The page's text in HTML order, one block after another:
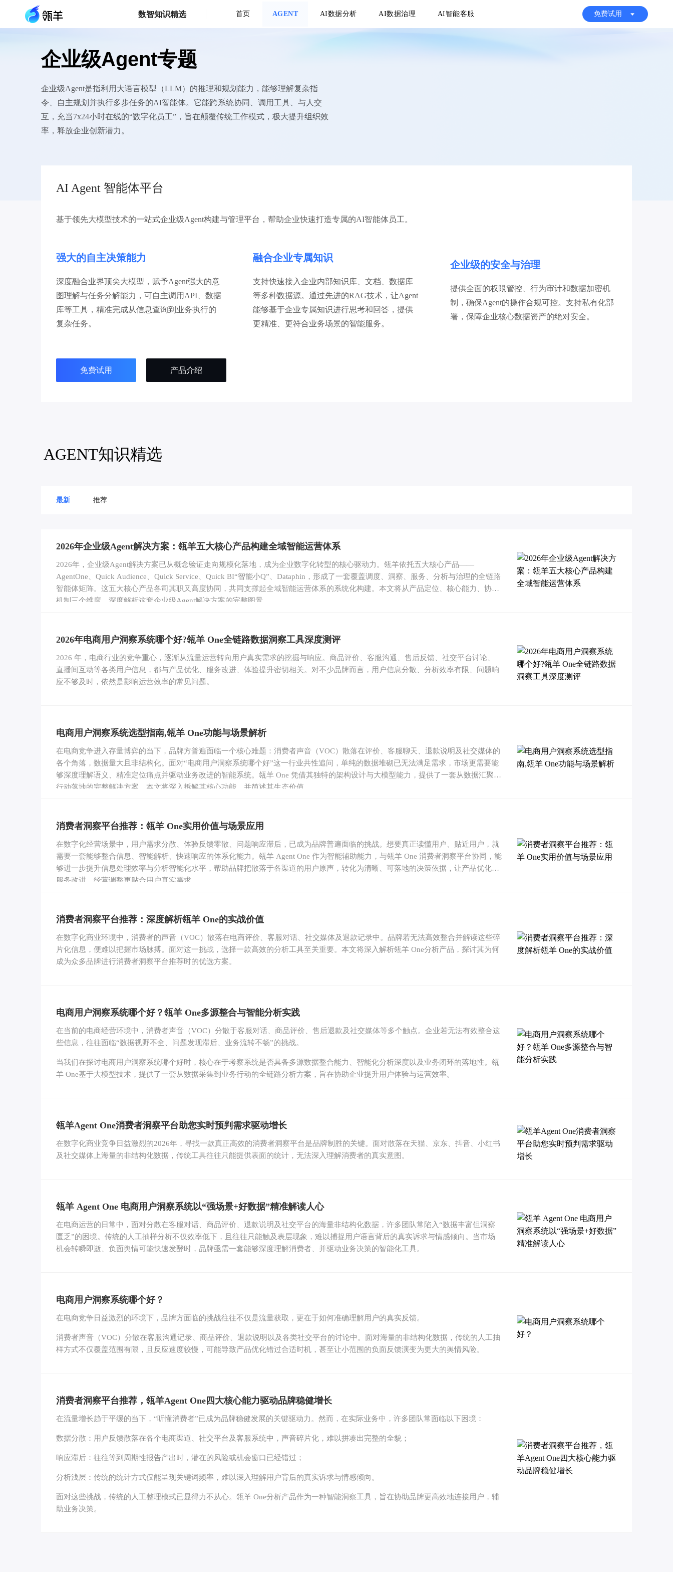
数智知识精选 首页 AGENT AI数据分析 AI数据治理 AI智能客服 免费试用
企业级Agent专题
企业级Agent是指利用大语言模型（LLM）的推理和规划能力，能够理解复杂指
令、自主规划并执行多步任务的AI智能体。它能跨系统协同、调用工具、与人交
互，充当7x24小时在线的“数字化员工”，旨在颠覆传统工作模式，极大提升组织效
率，释放企业创新潜力。
AI Agent 智能体平台
基于领先大模型技术的一站式企业级Agent构建与管理平台，帮助企业快速打造专属的AI智能体员工。
强大的自主决策能力
深度融合业界顶尖大模型，赋予Agent强大的意
图理解与任务分解能力，可自主调用API、数据
库等工具，精准完成从信息查询到业务执行的
复杂任务。
融合企业专属知识
支持快速接入企业内部知识库、文档、数据库
等多种数据源。通过先进的RAG技术，让Agent
能够基于企业专属知识进行思考和回答，提供
更精准、更符合业务场景的智能服务。
企业级的安全与治理
提供全面的权限管控、行为审计和数据加密机
制，确保Agent的操作合规可控。支持私有化部
署，保障企业核心数据资产的绝对安全。
免费试用 产品介绍
AGENT知识精选
最新 推荐
2026年企业级Agent解决方案：瓴羊五大核心产品构建全域智能运营体系
2026年，企业级Agent解决方案已从概念验证走向规模化落地，成为企业数字化转型的核心驱动力。瓴羊依托五大核心产品——
AgentOne、Quick Audience、Quick Service、Quick BI“智能小Q”、Dataphin，形成了一套覆盖调度、洞察、服务、分析与治理的全链路
智能体矩阵。这五大核心产品各司其职又高度协同，共同支撑起全域智能运营体系的系统化构建。本文将从产品定位、核心能力、协同
机制三个维度，深度解析这套企业级Agent解决方案的完整图景。
2026年电商用户洞察系统哪个好?瓴羊 One全链路数据洞察工具深度测评
2026 年，电商行业的竞争重心，逐渐从流量运营转向用户真实需求的挖掘与响应。商品评价、客服沟通、售后反馈、社交平台讨论、
直播间互动等各类用户信息，都与产品优化、服务改进、体验提升密切相关。对不少品牌而言，用户信息分散、分析效率有限、问题响
应不够及时，依然是影响运营效率的常见问题。
电商用户洞察系统选型指南,瓴羊 One功能与场景解析
在电商竞争进入存量博弈的当下，品牌方普遍面临一个核心难题：消费者声音（VOC）散落在评价、客服聊天、退款说明及社交媒体的
各个角落，数据量大且非结构化。面对“电商用户洞察系统哪个好”这一行业共性追问，单纯的数据堆砌已无法满足需求，市场更需要能
够深度理解语义、精准定位痛点并驱动业务改进的智能系统。瓴羊 One 凭借其独特的架构设计与大模型能力，提供了一套从数据汇聚到
行动落地的完整解决方案。本文将深入拆解其核心功能，并简述其生态价值。
消费者洞察平台推荐：瓴羊 One实用价值与场景应用
在数字化经营场景中，用户需求分散、体验反馈零散、问题响应滞后，已成为品牌普遍面临的挑战。想要真正读懂用户、贴近用户，就
需要一套能够整合信息、智能解析、快速响应的体系化能力。瓴羊 Agent One 作为智能辅助能力，与瓴羊 One 消费者洞察平台协同，能
够进一步提升信息处理效率与分析智能化水平，帮助品牌把散落于各渠道的用户原声，转化为清晰、可落地的决策依据，让产品优化、
服务改进、经营调整更贴合用户真实需求。
消费者洞察平台推荐：深度解析瓴羊 One的实战价值
在数字化商业环境中，消费者的声音（VOC）散落在电商评价、客服对话、社交媒体及退款记录中。品牌若无法高效整合并解读这些碎
片化信息，便难以把握市场脉搏。面对这一挑战，选择一款高效的分析工具至关重要。本文将深入解析瓴羊 One分析产品，探讨其为何
成为众多品牌进行消费者洞察平台推荐时的优选方案。
电商用户洞察系统哪个好？瓴羊 One多源整合与智能分析实践
在当前的电商经营环境中，消费者声音（VOC）分散于客服对话、商品评价、售后退款及社交媒体等多个触点。企业若无法有效整合这
些信息，往往面临“数据视野不全、问题发现滞后、业务流转不畅”的挑战。
当我们在探讨电商用户洞察系统哪个好时，核心在于考察系统是否具备多源数据整合能力、智能化分析深度以及业务闭环的落地性。瓴
羊 One基于大模型技术，提供了一套从数据采集到业务行动的全链路分析方案，旨在协助企业提升用户体验与运营效率。
瓴羊Agent One消费者洞察平台助您实时预判需求驱动增长
在数字化商业竞争日益激烈的2026年，寻找一款真正高效的消费者洞察平台是品牌制胜的关键。面对散落在天猫、京东、抖音、小红书
及社交媒体上海量的非结构化数据，传统工具往往只能提供表面的统计，无法深入理解消费者的真实意图。
瓴羊 Agent One 电商用户洞察系统以“强场景+好数据”精准解读人心
在电商运营的日常中，面对分散在客服对话、商品评价、退款说明及社交平台的海量非结构化数据，许多团队常陷入“数据丰富但洞察
匮乏”的困境。传统的人工抽样分析不仅效率低下，且往往只能触及表层现象，难以捕捉用户语言背后的真实诉求与情感倾向。当市场
机会转瞬即逝、负面舆情可能快速发酵时，品牌亟需一套能够深度理解消费者、并驱动业务决策的智能化工具。
电商用户洞察系统哪个好？
在电商竞争日益激烈的环境下，品牌方面临的挑战往往不仅是流量获取，更在于如何准确理解用户的真实反馈。
消费者声音（VOC）分散在客服沟通记录、商品评价、退款说明以及各类社交平台的讨论中。面对海量的非结构化数据，传统的人工抽
样方式不仅覆盖范围有限，且反应速度较慢，可能导致产品优化错过合适时机，甚至让小范围的负面反馈演变为更大的舆情风险。
消费者洞察平台推荐，瓴羊Agent One四大核心能力驱动品牌稳健增长
在流量增长趋于平缓的当下，“听懂消费者”已成为品牌稳健发展的关键驱动力。然而，在实际业务中，许多团队常面临以下困境：
数据分散：用户反馈散落在各个电商渠道、社交平台及客服系统中，声音碎片化，难以拼凑出完整的全貌；
响应滞后：往往等到周期性报告产出时，潜在的风险或机会窗口已经错过；
分析浅层：传统的统计方式仅能呈现关键词频率，难以深入理解用户背后的真实诉求与情感倾向。
面对这些挑战，传统的人工整理模式已显得力不从心。瓴羊 One分析产品作为一种智能洞察工具，旨在协助品牌更高效地连接用户，辅
助业务决策。